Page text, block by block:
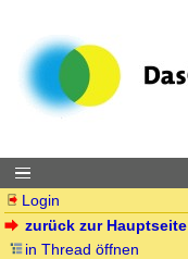
Login
zurück zur Hauptseite
in Thread öffnen